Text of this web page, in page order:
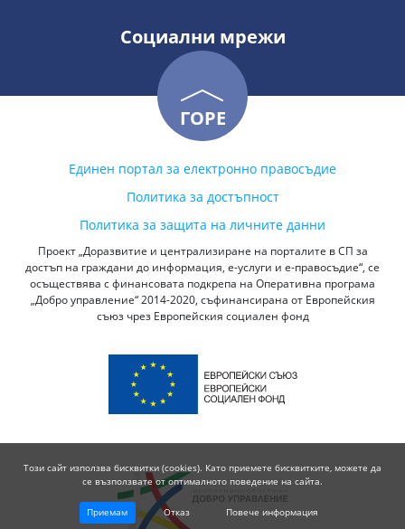
Социални мрежи
ГОРЕ
Единен портал за електронно правосъдие
Политика за достъпност
Политика за защита на личните данни
Проект „Доразвитие и централизиране на порталите в СП за
достъп на граждани до информация, е-услуги и е-правосъдие“, се
осъществява с финансовата подкрепа на Оперативна програма
„Добро управление“ 2014-2020, съфинансирана от Европейския
съюз чрез Европейския социален фонд
Този сайт използва бисквитки (cookies). Като приемете бисквитките, можете да
се възползвате от оптималното поведение на сайта.
Приемам Отказ Повече информация